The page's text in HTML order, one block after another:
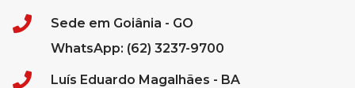
Sede em Goiânia - GO
WhatsApp: (62) 3237-9700
Luís Eduardo Magalhães - BA